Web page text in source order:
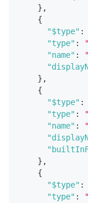
} ,
{
"$type" :
"type" :
"name" :
} ,
{
"$type" :
"type" :
"name" :
} ,
{
"$type" :
"type" :